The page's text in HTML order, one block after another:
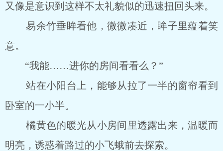
又像是意识到这样不太礼貌似的迅速扭回头来。
易余竹垂眸看他，微微凑近，眸子里蕴着笑
意。
“我能……进你的房间看看么？”
站在小阳台上，能够从拉了一半的窗帘看到
卧室的一小半。
橘黄色的暖光从小房间里透露出来，温暖而
明亮，诱惑着路过的小飞蛾前去探索。